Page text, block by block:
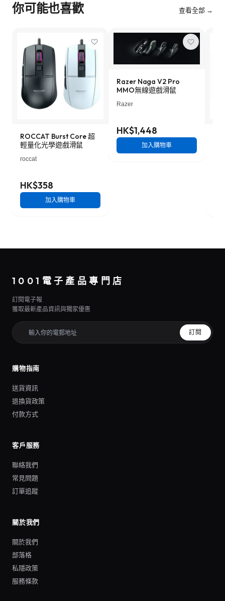
你可能也喜歡 查看全部 →
ROCCAT Burst Core 超
輕量化光學遊戲滑鼠
roccat
HK$358
加入購物車
Razer Naga V2 Pro
MMO無線遊戲滑鼠
Razer
HK$1,448
加入購物車
1001電子產品專門店
訂閱電子報
獲取最新產品資訊與獨家優惠
訂閱
購物指南
送貨資訊
退換貨政策
付款方式
客戶服務
聯絡我們
常見問題
訂單追蹤
關於我們
關於我們
部落格
私隱政策
服務條款